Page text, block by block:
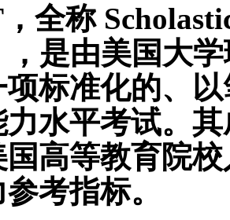
全称
是由美国大
项标准化的、
力水平考试。
国高等教育院
考指标。